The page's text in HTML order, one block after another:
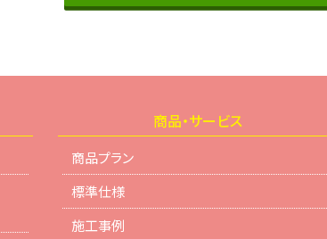
商品・サービス
商品プラン
標準仕様
施工事例